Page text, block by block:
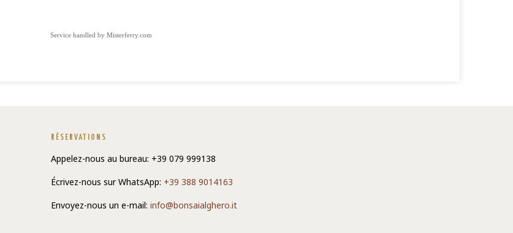
Service handled by Misterferry.com
RÉSERVATIONS
Appelez-nous au bureau: +39 079 999138
Écrivez-nous sur WhatsApp: +39 388 9014163
Envoyez-nous un e-mail:info@bonsaialghero.it